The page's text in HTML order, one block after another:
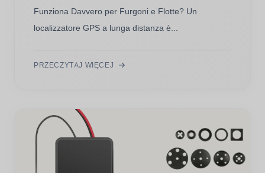
Funziona Davvero per Furgoni e Flotte? Un
localizzatore GPS a lunga distanza è...
PRZECZYTAJ WIĘCEJ